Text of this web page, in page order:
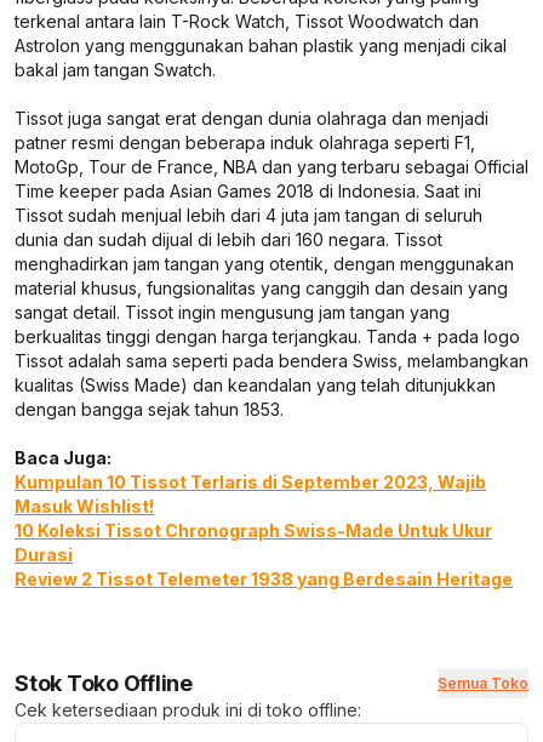
terkenal antara lain T-Rock Watch, Tissot Woodwatch dan
Astrolon yang menggunakan bahan plastik yang menjadi cikal
bakal jam tangan Swatch.
Tissot juga sangat erat dengan dunia olahraga dan menjadi
patner resmi dengan beberapa induk olahraga seperti F1,
MotoGp, Tour de France, NBA dan yang terbaru sebagai Official
Time keeper pada Asian Games 2018 di Indonesia. Saat ini
Tissot sudah menjual lebih dari 4 juta jam tangan di seluruh
dunia dan sudah dijual di lebih dari 160 negara. Tissot
menghadirkan jam tangan yang otentik, dengan menggunakan
material khusus, fungsionalitas yang canggih dan desain yang
sangat detail. Tissot ingin mengusung jam tangan yang
berkualitas tinggi dengan harga terjangkau. Tanda + pada logo
Tissot adalah sama seperti pada bendera Swiss, melambangkan
kualitas (Swiss Made) dan keandalan yang telah ditunjukkan
dengan bangga sejak tahun 1853.
Baca Juga:
Kumpulan 10 Tissot Terlaris di September 2023, Wajib
Masuk Wishlist!
10 Koleksi Tissot Chronograph Swiss-Made Untuk Ukur
Durasi
Review 2 Tissot Telemeter 1938 yang Berdesain Heritage
Stok Toko Offline Semua Toko
Cek ketersediaan produk ini di toko offline: